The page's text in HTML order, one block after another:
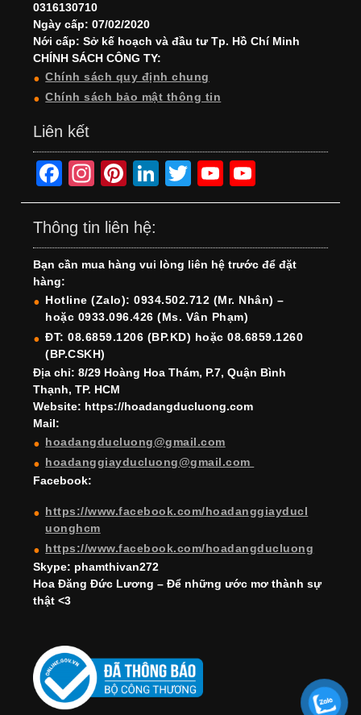
0316130710
Ngày cấp: 07/02/2020
Nới cấp: Sở kế hoạch và đầu tư Tp. Hồ Chí Minh
CHÍNH SÁCH CÔNG TY:
Chính sách quy định chung
Chính sách bảo mật thông tin
Liên kết
F
a
c
e
b
o
o
k
In
st
a
gr
a
m
Pi
nt
er
e
st
Li
n
e
dI
n
T
wi
er
Y
o
T
u
b
e
o
T
u
b
e
h
Thông tin liên hệ:
Bạn cần mua hàng vui lòng liên hệ trước để đặt
hàng:
Hotline (Zalo): 0934.502.712 (Mr. Nhân) –
hoặc 0933.096.426 (Ms. Vân Phạm)
ĐT: 08.6859.1206 (BP.KD) hoặc 08.6859.1260
(BP.CSKH)
Địa chỉ: 8/29 Hoàng Hoa Thám, P.7, Quận Bình
Thạnh, TP. HCM
Website: https://hoadangducluong.com
Mail:
hoadangducluong@gmail.com
hoadanggiayducluong@gmail.com
Facebook:
https://www.facebook.com/hoadanggiayducl
uonghcm
https://www.facebook.com/hoadangducluong
Skype: phamthivan272
Hoa Đăng Đức Lương – Để những ước mơ thành sự
thật <3